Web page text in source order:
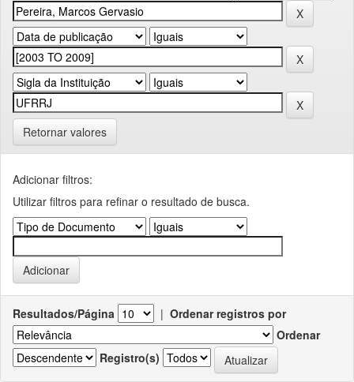
Retornar valores
Adicionar filtros:
Utilizar filtros para refinar o resultado de busca.
Resultados/Página | Ordenar registros por
Ordenar
Registro(s)